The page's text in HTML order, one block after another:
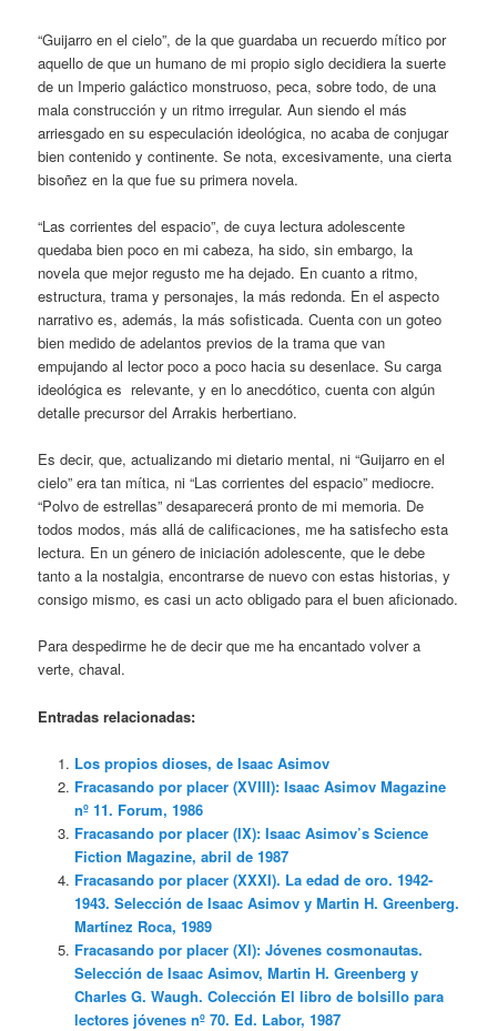
“Guijarro en el cielo”, de la que guardaba un recuerdo mítico por
aquello de que un humano de mi propio siglo decidiera la suerte
de un Imperio galáctico monstruoso, peca, sobre todo, de una
mala construcción y un ritmo irregular. Aun siendo el más
arriesgado en su especulación ideológica, no acaba de conjugar
bien contenido y continente. Se nota, excesivamente, una cierta
bisoñez en la que fue su primera novela.
“Las corrientes del espacio”, de cuya lectura adolescente
quedaba bien poco en mi cabeza, ha sido, sin embargo, la
novela que mejor regusto me ha dejado. En cuanto a ritmo,
estructura, trama y personajes, la más redonda. En el aspecto
narrativo es, además, la más sofisticada. Cuenta con un goteo
bien medido de adelantos previos de la trama que van
empujando al lector poco a poco hacia su desenlace. Su carga
ideológica es relevante, y en lo anecdótico, cuenta con algún
detalle precursor del Arrakis herbertiano.
Es decir, que, actualizando mi dietario mental, ni “Guijarro en el
cielo” era tan mítica, ni “Las corrientes del espacio” mediocre.
“Polvo de estrellas” desaparecerá pronto de mi memoria. De
todos modos, más allá de calificaciones, me ha satisfecho esta
lectura. En un género de iniciación adolescente, que le debe
tanto a la nostalgia, encontrarse de nuevo con estas historias, y
consigo mismo, es casi un acto obligado para el buen aficionado.
Para despedirme he de decir que me ha encantado volver a
verte, chaval.
Entradas relacionadas:
Los propios dioses, de Isaac Asimov
Fracasando por placer (XVIII): Isaac Asimov Magazine
nº 11. Forum, 1986
Fracasando por placer (IX): Isaac Asimov’s Science
Fiction Magazine, abril de 1987
Fracasando por placer (XXXI). La edad de oro. 1942-
1943. Selección de Isaac Asimov y Martin H. Greenberg.
Martínez Roca, 1989
Fracasando por placer (XI): Jóvenes cosmonautas.
Selección de Isaac Asimov, Martin H. Greenberg y
Charles G. Waugh. Colección El libro de bolsillo para
lectores jóvenes nº 70. Ed. Labor, 1987